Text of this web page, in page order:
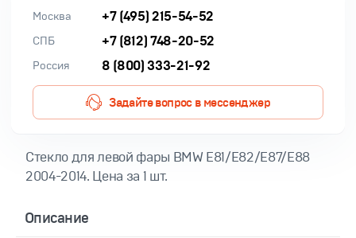
Москва +7 (495) 215-54-52
СПБ +7 (812) 748-20-52
Россия 8 (800) 333-21-92
Задайте вопрос в мессенджер
Cтекло для левой фары BMW E81/E82/E87/E88
2004-2014. Цена за 1 шт.
Описание